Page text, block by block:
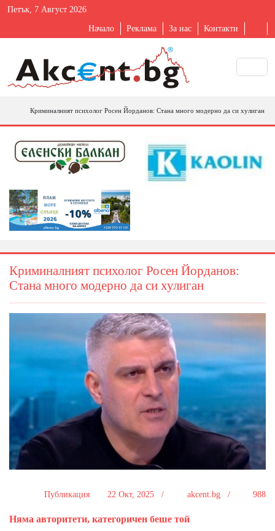
Петък, 7 Август 2026
Начало Реклама За нас Контакти
Криминалният психолог Росен Йорданов: Стана много модерно да си хулиган
Криминалният психолог Росен Йорданов:
Стана много модерно да си хулиган
Публикация 22 Окт, 2025 / akcent.bg / 988
Няма авторитети, категоричен беше той